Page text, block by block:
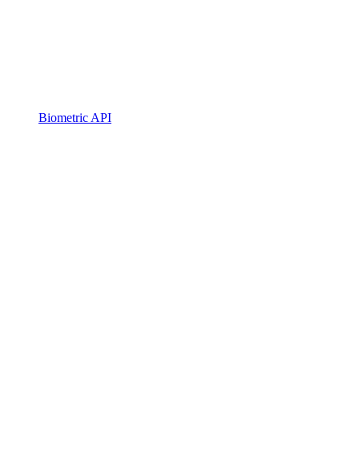
Biometric API